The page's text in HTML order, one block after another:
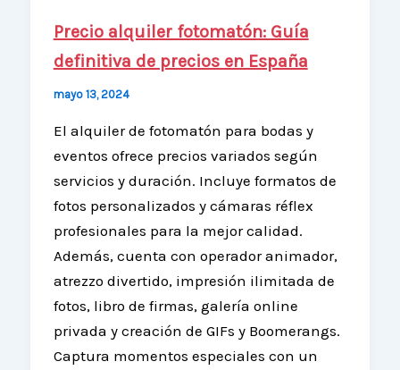
Precio alquiler fotomatón: Guía
definitiva de precios en España
mayo 13, 2024
El alquiler de fotomatón para bodas y
eventos ofrece precios variados según
servicios y duración. Incluye formatos de
fotos personalizados y cámaras réflex
profesionales para la mejor calidad.
Además, cuenta con operador animador,
atrezzo divertido, impresión ilimitada de
fotos, libro de firmas, galería online
privada y creación de GIFs y Boomerangs.
Captura momentos especiales con un